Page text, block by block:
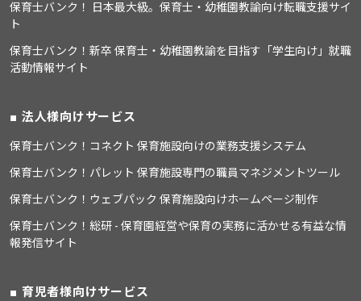
保育士バンク！ 日本最大級。保育士・幼稚園教諭向け転職支援サイ
ト
保育士バンク！新卒 保育士・幼稚園教諭を目指す「学生向け」就職
活動情報サイト
法人様向けサービス
保育士バンク！コネクト 保育施設向けの業務支援システム
保育士バンク！パレット 保育施設専門の職員マネジメントツール
保育士バンク！ウェブパック 保育施設向けホームページ制作
保育士バンク！総研 - 保育園経営や保育の実務に活かせる有益な情
報発信サイト
育児者様向けサービス